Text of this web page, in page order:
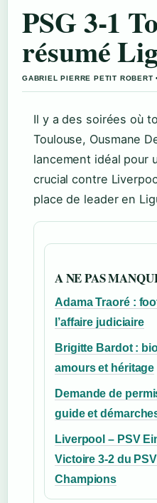
PSG 3-1
résumé
GABRIEL PIERRE PETIT
Il y a des soirées où
Toulouse, Ousmane
lancement idéal pour
crucial contre
place de leader en
A NE PAS
Adama Traoré :
l’affaire judiciaire
Brigitte Bardot :
amours et héritage
Demande de
guide et
Liverpool – PSV
Victoire 3-2 du
Champions